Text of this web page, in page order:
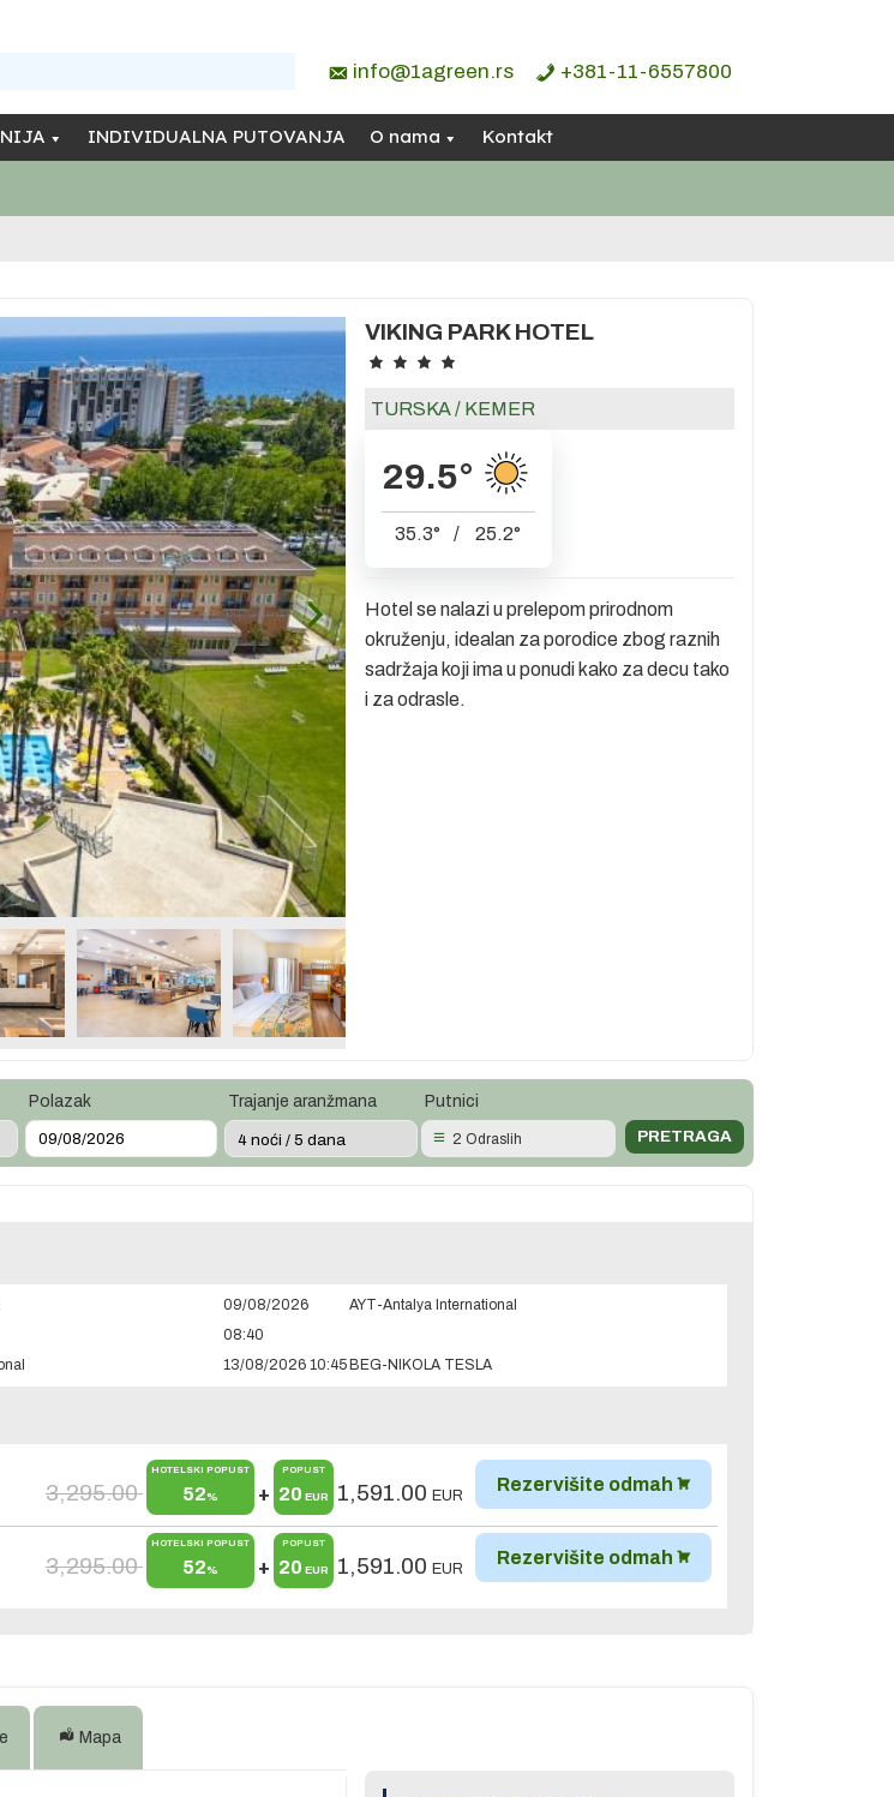
info@1agreen.rs +381-11-6557800
INDIVIDUALNA PUTOVANJA O nama Kontakt
VIKING PARK HOTEL
TURSKA/ KEMER
29.5°
35.3° / 25.2°
Hotel se nalazi u prelepom prirodnom
okruženju, idealan za porodice zbog raznih
sadržaja koji ima u ponudi kako za decu tako
i za odrasle.
Polazak Trajanje aranžmana Putnici
2 Odraslih
09/08/2026
08:40
AYT-Antalya International
13/08/2026 10:45 BEG-NIKOLA TESLA
3,295.00
HOTELSKI POPUST
52% +
POPUST
20 EUR 1,591.00 EUR
Rezervišite odmah
3,295.00
HOTELSKI POPUST
52% +
POPUST
20 EUR 1,591.00 EUR
Rezervišite odmah
Mapa